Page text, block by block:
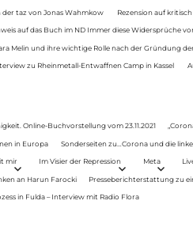
der taz von Jonas Wahmkow Rezension auf
auf das Buch im ND Immer diese Widersprüche
Melin und ihre wichtige Rolle nach der Gründung
zu Rheinmetall-Entwaffnen Camp in Kassel
Online-Buchvorstellung vom 23.11.2021
in Europa Sonderseiten zu…Corona und die
mir Im Visier der Repression Meta
an Harun Farocki Presseberichterstattung zu
in Fulda – Interview mit Radio Flora